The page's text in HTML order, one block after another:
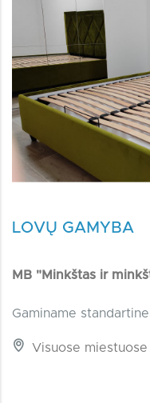
LOVŲ GAMYBA
MB "Minkštas ir
Gaminame
Visuose miestuose